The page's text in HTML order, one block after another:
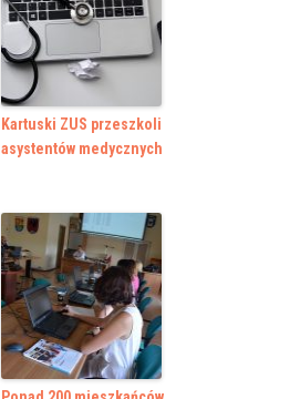
Kartuski ZUS przeszkoli
asystentów medycznych